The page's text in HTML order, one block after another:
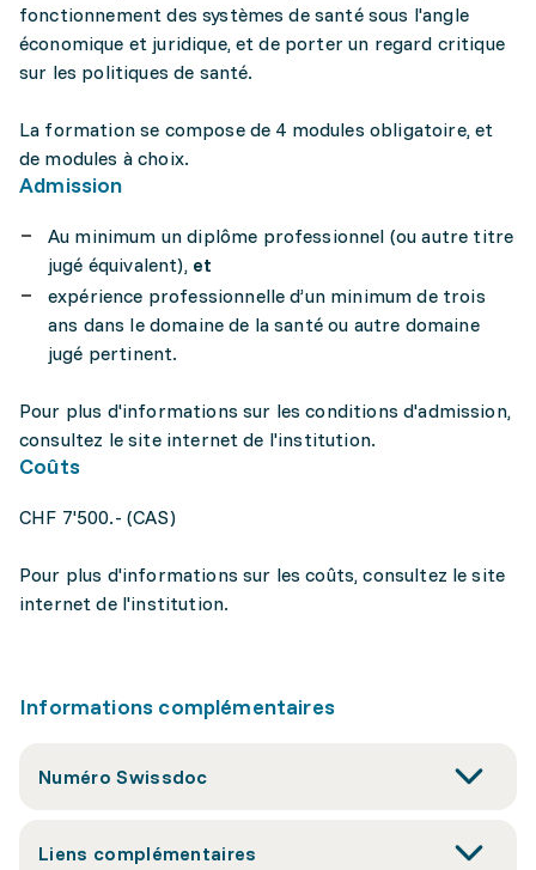
fonctionnement des systèmes de santé sous l'angle
économique et juridique, et de porter un regard critique
sur les politiques de santé.
La formation se compose de 4 modules obligatoire, et
de modules à choix.
Admission
Au minimum un diplôme professionnel (ou autre titre
jugé équivalent), et
expérience professionnelle d’un minimum de trois
ans dans le domaine de la santé ou autre domaine
jugé pertinent.
Pour plus d'informations sur les conditions d'admission,
consultez le site internet de l'institution.
Coûts
CHF 7'500.- (CAS)
Pour plus d'informations sur les coûts, consultez le site
internet de l'institution.
Informations complémentaires
Numéro Swissdoc
Liens complémentaires